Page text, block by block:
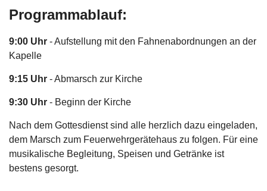
Programmablauf:
9:00 Uhr - Aufstellung mit den Fahnenabordnungen an der
Kapelle
9:15 Uhr - Abmarsch zur Kirche
9:30 Uhr - Beginn der Kirche
Nach dem Gottesdienst sind alle herzlich dazu eingeladen,
dem Marsch zum Feuerwehrgerätehaus zu folgen. Für eine
musikalische Begleitung, Speisen und Getränke ist
bestens gesorgt.